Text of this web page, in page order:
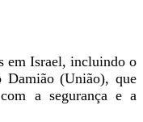
em Israel, incluindo o
(União), que
a segurança e a